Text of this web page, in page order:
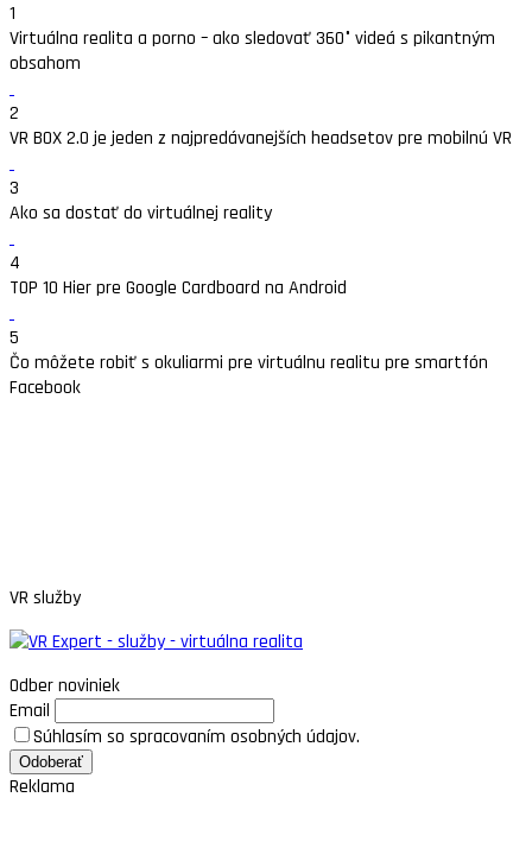
1
Virtuálna realita a porno – ako sledovať 360° videá s pikantným
obsahom
2
VR BOX 2.0 je jeden z najpredávanejších headsetov pre mobilnú VR
3
Ako sa dostať do virtuálnej reality
4
TOP 10 Hier pre Google Cardboard na Android
5
Čo môžete robiť s okuliarmi pre virtuálnu realitu pre smartfón
Facebook
VR služby
Odber noviniek
Email
Súhlasím so spracovaním osobných údajov.
Reklama